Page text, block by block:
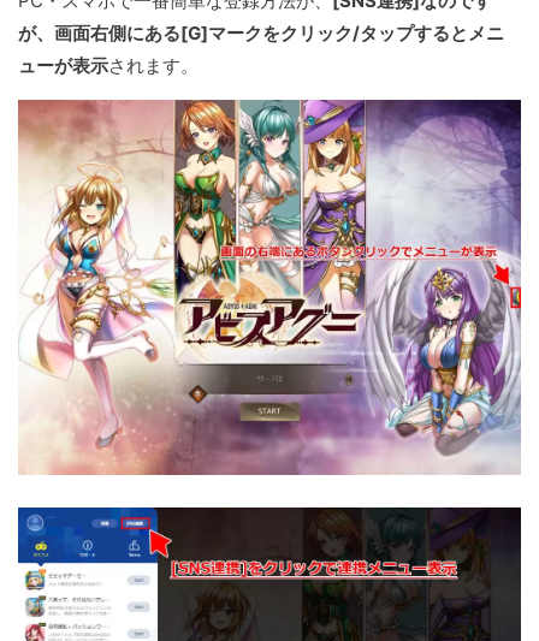
が、画面右側にある[G]マークをクリック/タップするとメニ
ューが表示されます。